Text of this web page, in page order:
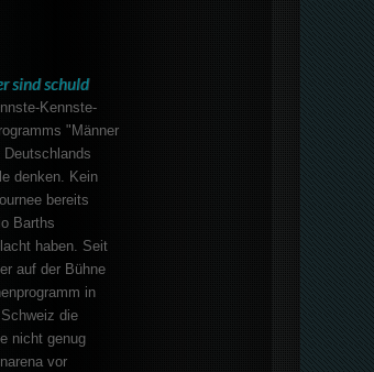
sind schuld
Kennste-
"Männer
denken. Kein
bereits
Barths
haben. Seit
auf der Bühne
in
die
nicht genug
vor